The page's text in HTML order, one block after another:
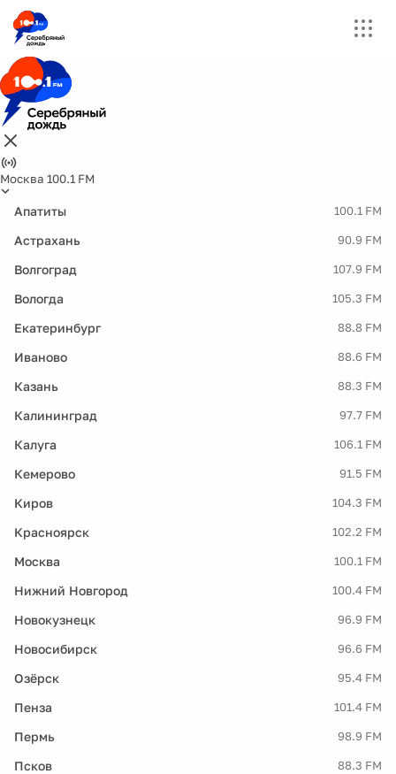
Москва 100.1 FM
Апатиты 100.1 FM
Астрахань 90.9 FM
Волгоград 107.9 FM
Вологда 105.3 FM
Екатеринбург 88.8 FM
Иваново 88.6 FM
Казань 88.3 FM
Калининград 97.7 FM
Калуга 106.1 FM
Кемерово 91.5 FM
Киров 104.3 FM
Красноярск 102.2 FM
Москва 100.1 FM
Нижний Новгород 100.4 FM
Новокузнецк 96.9 FM
Новосибирск 96.6 FM
Озёрск 95.4 FM
Пенза 101.4 FM
Пермь 98.9 FM
Псков 88.3 FM